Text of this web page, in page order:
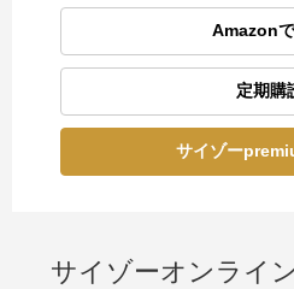
Amazon
定期購
サイゾー
サイゾーオンライ